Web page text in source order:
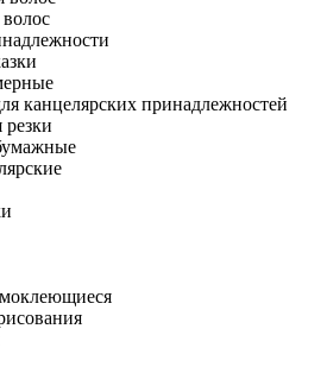
канцелярских принадлежностей